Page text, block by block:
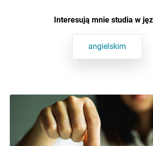
Interesują mnie studia w
angielskim